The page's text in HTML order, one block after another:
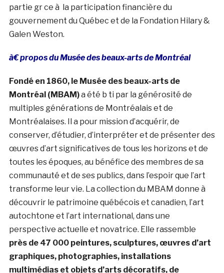
partie gr ce à la participation financière du
gouvernement du Québec et de la Fondation Hilary &
Galen Weston.
à€ propos du Musée des beaux-arts de Montréal
Fondé en 1860, le Musée des beaux-arts de
Montréal (MBAM)a été b ti par la générosité de
multiples générations de Montréalais et de
Montréalaises. Il a pour mission d’acquérir, de
conserver, d’étudier, d’interpréter et de présenter des
œuvres d’art significatives de tous les horizons et de
toutes les époques, au bénéfice des membres de sa
communauté et de ses publics, dans l’espoir que l’art
transforme leur vie. La collection du MBAM donne à
découvrir le patrimoine québécois et canadien, l’art
autochtone et l’art international, dans une
perspective actuelle et novatrice. Elle rassemble
près de 47 000 peintures, sculptures, œuvres d’art
graphiques, photographies, installations
multimédias et objets d’arts décoratifs, de